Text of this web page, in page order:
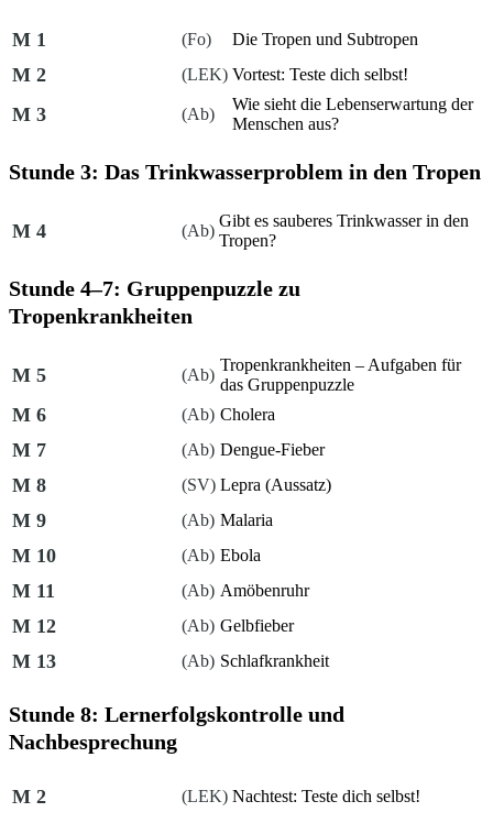
M 1 (Fo) Die Tropen und Subtropen
M 2 (LEK) Vortest: Teste dich selbst!
M 3 (Ab)
Wie sieht die Lebenserwartung der
Menschen aus?
Stunde 3: Das Trinkwasserproblem in den Tropen
M 4 (Ab)
Gibt es sauberes Trinkwasser in den
Tropen?
Stunde 4–7: Gruppenpuzzle zu
Tropenkrankheiten
M 5 (Ab)
Tropenkrankheiten – Aufgaben für
das Gruppenpuzzle
M 6 (Ab) Cholera
M 7 (Ab) Dengue-Fieber
M 8 (SV) Lepra (Aussatz)
M 9 (Ab) Malaria
M 10 (Ab) Ebola
M 11 (Ab) Amöbenruhr
M 12 (Ab) Gelbfieber
M 13 (Ab) Schlafkrankheit
Stunde 8: Lernerfolgskontrolle und
Nachbesprechung
M 2 (LEK) Nachtest: Teste dich selbst!